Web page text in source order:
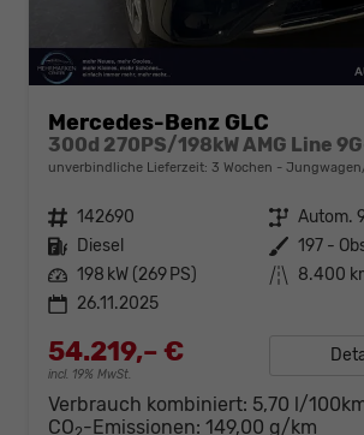
Mercedes-Benz GLC
unverbindliche Lieferzeit: 3 Wochen
Fahrzeugnr. 142690 Getriebe Autom.
Kraftstoff Diesel Außenfarbe
Leistung 198 kW (269 PS) Kilometerstand 8.400
26.11.2025
54.219,– €
incl. 19% MwSt.
Verbrauch kombiniert: 5,70 l/
CO -Emissionen: 149,00 g/km